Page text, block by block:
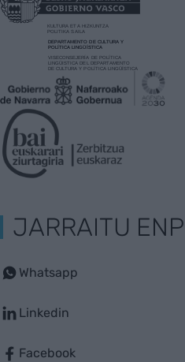
JARRAITU
Whatsapp
Linkedin
Facebook